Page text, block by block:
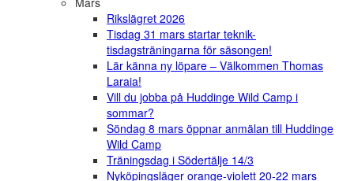
Rikslägret 2026
Tisdag 31 mars startar teknik-
tisdagsträningarna för säsongen!
Lär känna ny löpare – Välkommen Thomas
Laraia!
Vill du jobba på Huddinge Wild Camp i
sommar?
Söndag 8 mars öppnar anmälan till Huddinge
Wild Camp
Träningsdag i Södertälje 14/3
Nyköpingsläger orange-violett 20-22 mars